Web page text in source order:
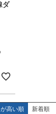
ダ
高い順 新着順